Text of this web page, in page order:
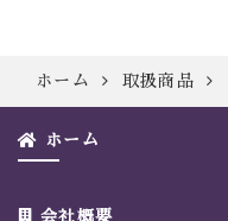
ホーム 取扱商品
ホーム
会社概要